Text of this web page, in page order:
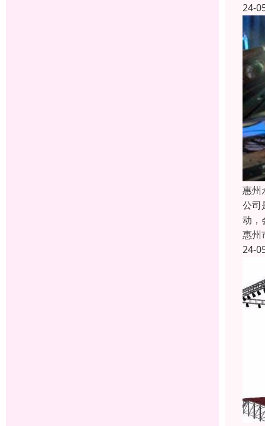
24-
惠州
公司
动，
惠州
24-